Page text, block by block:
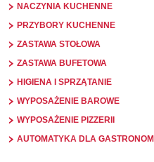
NACZYNIA KUCHENNE
PRZYBORY KUCHENNE
ZASTAWA STOŁOWA
ZASTAWA BUFETOWA
HIGIENA I SPRZĄTANIE
WYPOSAŻENIE BAROWE
WYPOSAŻENIE PIZZERII
AUTOMATYKA DLA GASTRONOMII